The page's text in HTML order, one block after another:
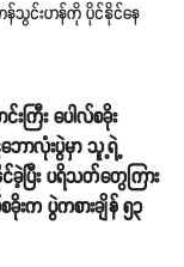
သွင်းဟန်ကို ပိုင်နိုင်နေ
ြီး ပေါလ်စခိုး
ောလုံးပွဲမှာ သူ့ရဲ့
ပြီး ပရိသတ်တွေကြား
းက ပွဲကစားချိန် ၅၃